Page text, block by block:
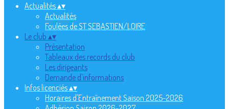
Actualités▴▾
Actualités
Foulées de ST SEBASTIEN/LOIRE
Le club ▴▾
Présentation
Tableaux des records du club
Les dirigeants
Demande d'informations
Infos licenciés▴▾
Horaires d'Entraînement Saison 2025-2026